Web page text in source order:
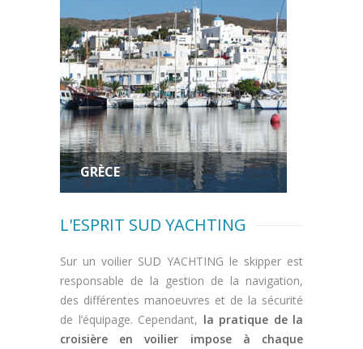
GRÈCE
L'ESPRIT SUD YACHTING
Sur un voilier SUD YACHTING le skipper est
responsable de la gestion de la navigation,
des différentes manoeuvres et de la sécurité
de l’équipage. Cependant, la pratique de la
croisière en voilier impose à chaque